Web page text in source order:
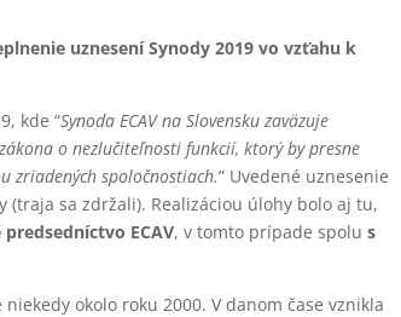
uznesení Synody 2019 vo vzťahu k
kde “Synoda ECAV na Slovensku zaväzuje
o nezlučiteľnosti funkcií, ktorý by presne
zriadených spoločnostiach.” Uvedené uznesenie
sa zdržali). Realizáciou úlohy bolo aj tu,
ECAV, v tomto prípade spolus
okolo roku 2000. V danom čase vznikla